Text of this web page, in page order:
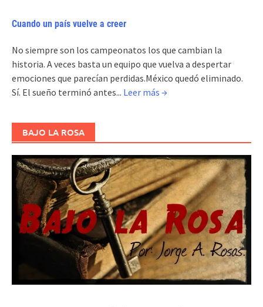
Cuando un país vuelve a creer
No siempre son los campeonatos los que cambian la
historia. A veces basta un equipo que vuelva a despertar
emociones que parecían perdidas.México quedó eliminado.
Sí. El sueño terminó antes... Leer más →
BAJO LA ROSA